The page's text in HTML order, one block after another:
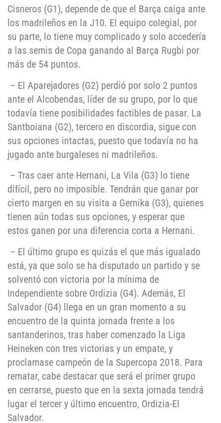
Cisneros (G1), depende de que el Barça caiga ante
los madrileños en la J10. El equipo colegial, por
su parte, lo tiene muy complicado y solo accedería
a las semis de Copa ganando al Barça Rugbi por
más de 54 puntos.
– El Aparejadores (G2) perdió por solo 2 puntos
ante el Alcobendas, líder de su grupo, por lo que
todavía tiene posibilidades factibles de pasar. La
Santboiana (G2), tercero en discordia, sigue con
sus opciones intactas, puesto que todavía no ha
jugado ante burgaleses ni madrileños.
– Tras caer ante Hernani, La Vila (G3) lo tiene
difícil, pero no imposible. Tendrán que ganar por
cierto margen en su visita a Gernika (G3), quienes
tienen aún todas sus opciones, y esperar que
estos ganen por una diferencia corta a Hernani.
– El último grupo es quizás el que más igualado
está, ya que solo se ha disputado un partido y se
solventó con victoria por la mínima de
Independiente sobre Ordizia (G4). Además, El
Salvador (G4) llega en un gran momento a su
encuentro de la quinta jornada frente a los
santanderinos, tras haber comenzado la Liga
Heineken con tres victorias y un empate, y
proclamase campeón de la Supercopa 2018. Para
rematar, cabe destacar que será el primer grupo
en cerrarse, puesto que en la sexta jornada tendrá
lugar el tercer y último encuentro, Ordizia-El
Salvador.